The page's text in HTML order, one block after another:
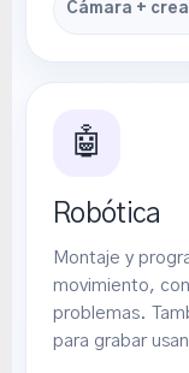
Cámara +
🤖
Robótica
Montaje y
movimiento,
problemas.
para grabar